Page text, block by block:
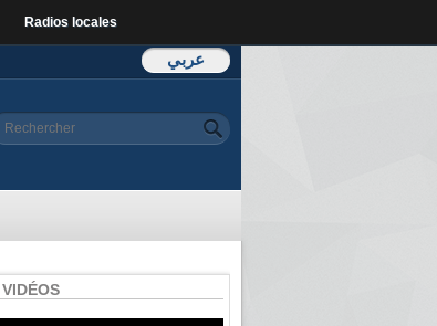
Radios locales
عربي
de